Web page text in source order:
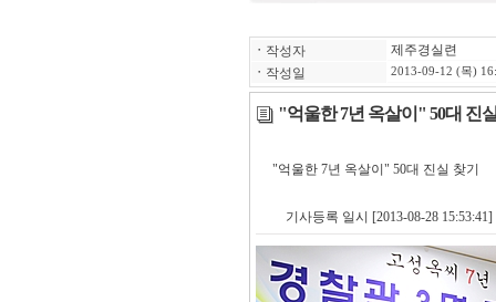
ㆍ 작성자
제주경실련
ㆍ 작성일 2013-09-12 (목)
"억울한 7년 옥살이" 50대 진
"억울한 7년 옥살이" 50대 진실 찾기
기사등록 일시 [2013-08-28 15:53:41]